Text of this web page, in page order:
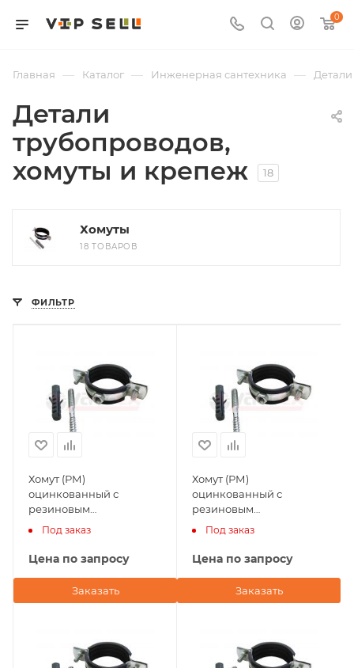
0
Главная — Каталог — Инженерная сантехника —
Детали
трубопроводов,
хомуты и крепеж
18
Хомуты
18 ТОВАРОВ
ФИЛЬТР
Хомут (РМ)
оцинкованный с
резиновым
уплотнением 2 1/2" Valfex
(в комплекте шпилька
М8х80, дюбель)
Под заказ
Цена по запросу
Заказать
Хомут (РМ)
оцинкованный с
резиновым
уплотнением 1" Valfex (в
комплекте шпилька
М8х80, дюбель)
Под заказ
Цена по запросу
Заказать